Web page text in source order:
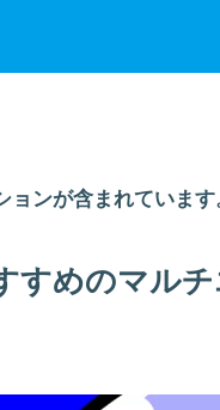
ンが含まれています
すめのマル